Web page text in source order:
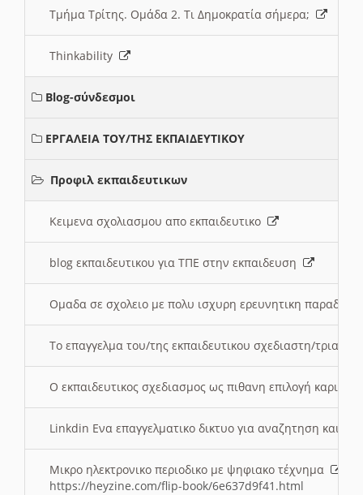
Τμήμα Τρίτης. Ομάδα 2. Τι Δημοκρατία σήμερα;
Thinkability
Blog-σύνδεσμοι
ΕΡΓΑΛΕΙΑ ΤΟΥ/ΤΗΣ ΕΚΠΑΙΔΕΥΤΙΚΟΥ
Προφιλ εκπαιδευτικων
Κειμενα σχολιασμου απο εκπαιδευτικο
blog εκπαιδευτικου για ΤΠΕ στην εκπαιδευση
Ομαδα σε σχολειο με πολυ ισχυρη ερευνητικη
Το επαγγελμα του/της εκπαιδευτικου σχεδιαστη/τριας
Ο εκπαιδευτικος σχεδιασμος ως πιθανη επιλογή
Linkdin Ενα επαγγελματικο δικτυο για αναζητηση και
Μικρο ηλεκτρονικο περιοδικο με ψηφιακο τέχνημα
https://heyzine.com/flip-book/6e637d9f41.html